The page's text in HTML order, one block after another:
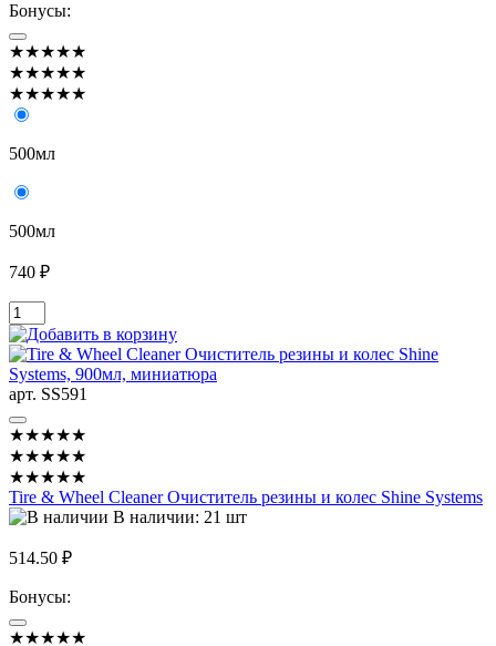
Бонусы:
★★★★★
★★★★★
★★★★★
500мл
500мл
740 ₽
арт. SS591
★★★★★
★★★★★
★★★★★
Tire & Wheel Cleaner Очиститель резины и колес Shine Systems
В наличии: 21 шт
514.50 ₽
Бонусы:
★★★★★